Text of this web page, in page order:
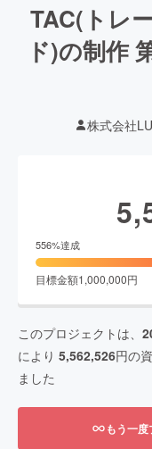
TAC(トレ
ド)の制作
株式会社
556%達成
目標金額1,000,000円
このプロジェクトは、
により 5,562,526円の
ました
もう一